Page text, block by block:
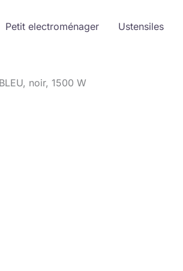
Petit electroménager Ustensiles
noir, 1500 W